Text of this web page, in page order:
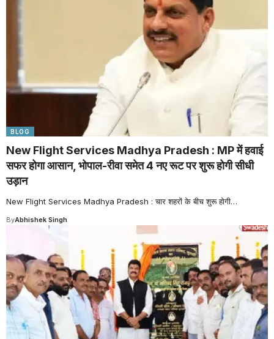
BLOG
New Flight Services Madhya Pradesh : MP में हवाई
सफर होगा आसान, भोपाल-रीवा समेत 4 नए रूट पर शुरू होगी सीधी
उड़ान
New Flight Services Madhya Pradesh : चार शहरों के बीच शुरू होगी…
ByAbhishek Singh